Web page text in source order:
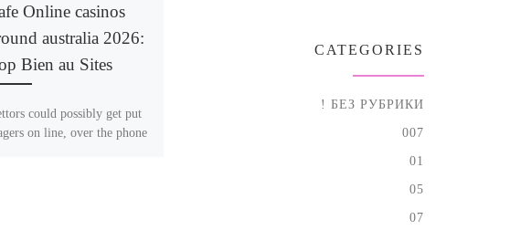
Online casinos
australia 2026:
Bien au Sites
could possibly get put
on line, over the phone
Strategic gameplay in the
plinko game delivers potential
suspense Understanding the
Physics of Plinko The Role of
CATEGORIES
! БЕЗ РУБРИКИ
007
01
05
07